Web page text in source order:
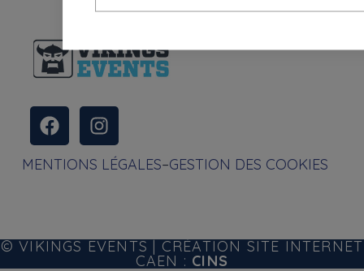
MENTIONS LÉGALES–GESTION DES COOKIES
© VIKINGS EVENTS | CRÉATION SITE INTERNET
CAEN : CINS